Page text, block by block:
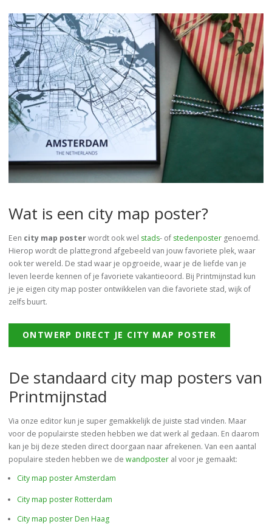
Wat is een city map poster?
Een city map posterwordt ook wel stads- of stedenposter genoemd.
Hierop wordt de plattegrond afgebeeld van jouw favoriete plek, waar
ook ter wereld. De stad waar je opgroeide, waar je de liefde van je
leven leerde kennen of je favoriete vakantieoord. Bij Printmijnstad kun
je je eigen city map poster ontwikkelen van die favoriete stad, wijk of
zelfs buurt.
ONTWERP DIRECT JE CITY MAP POSTER
De standaard city map posters van
Printmijnstad
Via onze editor kun je super gemakkelijk de juiste stad vinden. Maar
voor de populairste steden hebben we dat werk al gedaan. En daarom
kan je bij deze steden direct doorgaan naar afrekenen. Van een aantal
populaire steden hebben we de wandposter al voor je gemaakt:
City map poster Amsterdam
City map poster Rotterdam
City map poster Den Haag